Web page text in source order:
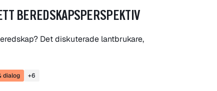
BEREDSKAPSPERSPEKTIV
Det diskuterade lantbrukare,
dialog +6